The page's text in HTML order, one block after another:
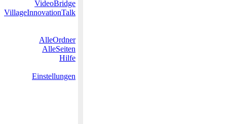
VideoBridge
VillageInnovationTalk
AlleOrdner
AlleSeiten
Hilfe
Einstellungen